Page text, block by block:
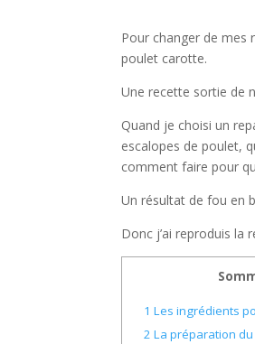
Pour changer de mes
poulet carotte.
Une recette sortie de
Quand je choisi un
escalopes de poulet,
comment faire pour
Un résultat de fou en
Donc j’ai reproduis la
1 Les ingrédients
2 La préparation